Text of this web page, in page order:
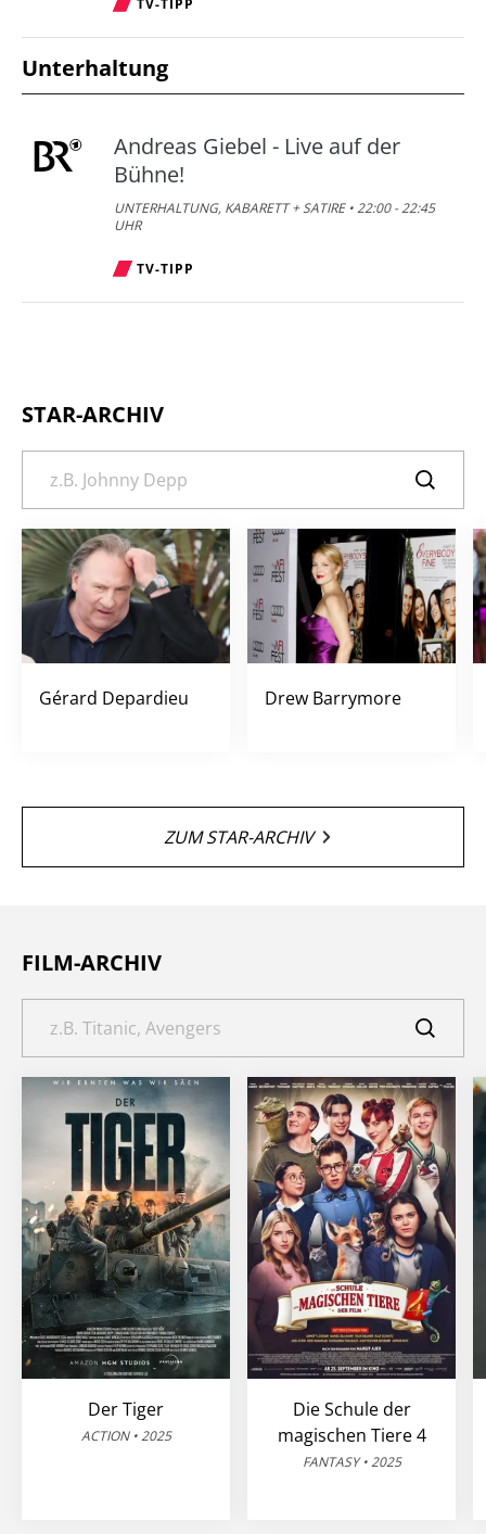
TV-TIPP
Unterhaltung
Andreas Giebel - Live auf der
Bühne!
UNTERHALTUNG, KABARETT + SATIRE • 22:00 - 22:45
UHR
TV-TIPP
STAR-ARCHIV
Gérard Depardieu Drew Barrymore
ZUM STAR-ARCHIV
FILM-ARCHIV
Der Tiger
ACTION • 2025
Die Schule der
magischen Tiere 4
FANTASY • 2025